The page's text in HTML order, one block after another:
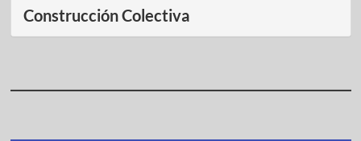
Construcción Colectiva